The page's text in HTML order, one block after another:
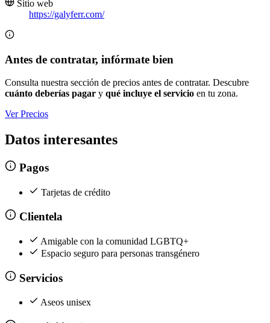
Sitio web
https://galyferr.com/
Antes de contratar, infórmate bien
Consulta nuestra sección de precios antes de contratar. Descubre
cuánto deberías pagar y qué incluye el servicio en tu zona.
Ver Precios
Datos interesantes
Pagos
Tarjetas de crédito
Clientela
Amigable con la comunidad LGBTQ+
Espacio seguro para personas transgénero
Servicios
Aseos unisex